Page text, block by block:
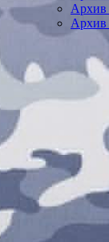
Архив
Архив